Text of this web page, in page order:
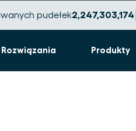
pudełek2,247,303,194
Rozwiązania Produkty